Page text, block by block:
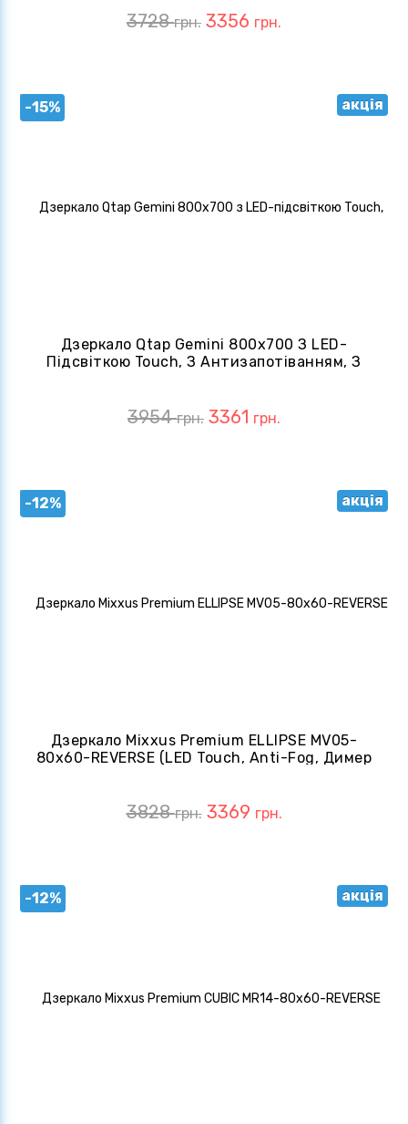
3728грн. 3356 грн.
-15% акція
Дзеркало Qtap Gemini 800х700 З LED-
Підсвіткою Touch, З Антизапотіванням, З
3954грн. 3361 грн.
-12% акція
Дзеркало Mixxus Premium ELLIPSE MV05-
80x60-REVERSE (LED Touch, Anti-Fog, Димер
3828грн. 3369 грн.
-12% акція